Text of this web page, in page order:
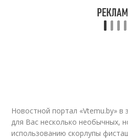
Новостной портал «Vtemu.by» в
для Вас несколько необычных,
использованию скорлупы